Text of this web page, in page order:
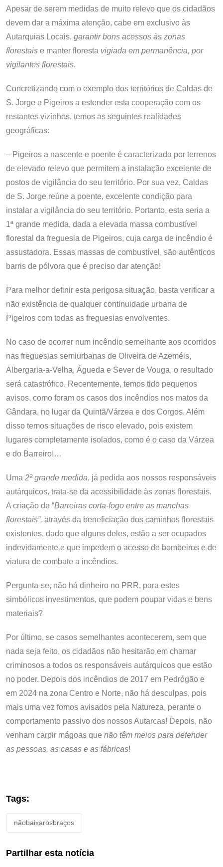
Apesar de serem medidas de muito relevo que os cidadãos
devem dar a máxima atenção, cabe em exclusivo às
Autarquias Locais, garantir bons acessos às zonas
florestais e manter floresta vigiada em permanência, por
vigilantes florestais.
Concretizando com o exemplo dos territórios de Caldas de
S. Jorge e Pigeiros a estender esta cooperação com os
restantes vizinhos, temos as seguintes realidades
geográficas:
– Pigeiros a nascente e poente é caracterizada por terrenos
de elevado relevo que permitem a instalação excelente de
postos de vigilância do seu território. Por sua vez, Caldas
de S. Jorge reúne a poente, excelente condição para
instalar a vigilância do seu território. Portanto, esta seria a
1ª grande medida, dada a elevada massa combustível
florestal da freguesia de Pigeiros, cuja carga de incêndio é
assustadora. Essas massas de combustível, são autênticos
barris de pólvora que é preciso dar atenção!
Para melhor definir esta perigosa situação, basta verificar a
não existência de qualquer continuidade urbana de
Pigeiros com todas as freguesias envolventes.
No caso de ocorrer num incêndio semelhante aos ocorridos
nas freguesias semiurbanas de Oliveira de Azeméis,
Albergaria-a-Velha, Águeda e Sever de Vouga, o resultado
será catastrófico. Recentemente, temos tido pequenos
avisos, como foram os casos dos incêndios nos matos da
Gândara, no lugar da Quintã/Várzea e dos Corgos. Além
disso temos situações de risco elevado, pois existem
lugares completamente isolados, como é o caso da Várzea
e do Barreiro!…
Uma 2ª grande medida, já pedida aos nossos responsáveis
autárquicos, trata-se da acessibilidade às zonas florestais.
A criação de “Barreiras corta-fogo entre as manchas
florestais”, através da beneficiação dos caminhos florestais
existentes, dado que alguns deles, estão a ser ocupados
indevidamente e que impedem o acesso de bombeiros e de
viatura de combate a incêndios.
Pergunta-se, não há dinheiro no PRR, para estes
simbólicos investimentos, que podem poupar vidas e bens
materiais?
Por último, se casos semelhantes acontecerem, sem que
nada seja feito, os cidadãos não hesitarão em chamar
criminosos a todos os responsáveis autárquicos que estão
no poder. Depois dos incêndios de 2017 em Pedrógão e
em 2024 na zona Centro e Norte, não há desculpas, pois
mais uma vez fomos avisados pela Natureza, perante o
comportamento passivo dos nossos Autarcas! Depois, não
venham carpir mágoas que não têm meios para defender
as pessoas, as casas e as fábricas!
Tags:
nãobaixarosbraços
Partilhar esta notícia